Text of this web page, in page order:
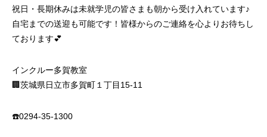
祝日・長期休みは未就学児の皆さまも朝から受け入れています♪
自宅までの送迎も可能です！皆様からのご連絡を心よりお待ちし
ております💕
インクルー多賀教室
🏢茨城県日立市多賀町１丁目15‐11
☎️0294‐35‐1300